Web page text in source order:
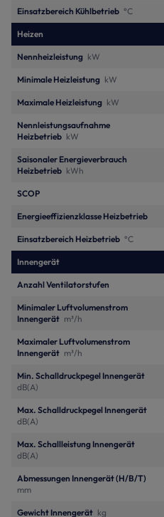
Einsatzbereich Kühlbetrieb °C
Heizen
Nennheizleistung kW
Minimale Heizleistung kW
Maximale Heizleistung kW
Nennleistungsaufnahme
Heizbetrieb kW
Saisonaler Energieverbrauch
Heizbetrieb kWh
SCOP
Energieeffizienzklasse Heizbetrieb
Einsatzbereich Heizbetrieb °C
Innengerät
Anzahl Ventilatorstufen
Minimaler Luftvolumenstrom
Innengerät m³/h
Maximaler Luftvolumenstrom
Innengerät m³/h
Min. Schalldruckpegel Innengerät
dB(A)
Max. Schalldruckpegel Innengerät
dB(A)
Max. Schallleistung Innengerät
dB(A)
Abmessungen Innengerät (H/B/T)
mm
Gewicht Innengerät kg